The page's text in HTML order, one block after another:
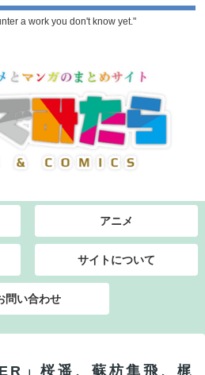
a work you don't know yet."
アニメ
サイトについて
問い合わせ
」桜遥、蘇枋隼飛、梶